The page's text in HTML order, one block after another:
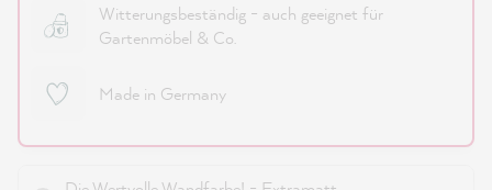
Witterungsbeständig - auch geeignet für
Gartenmöbel & Co.
Made in Germany